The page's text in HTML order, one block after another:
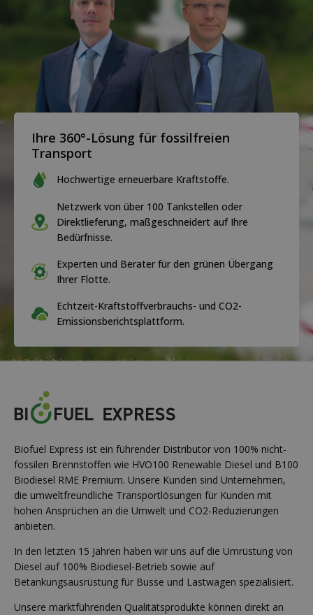
Ihre 360°-Lösung für fossilfreien
Transport
Hochwertige erneuerbare Kraftstoffe.
Netzwerk von über 100 Tankstellen oder
Direktlieferung, maßgeschneidert auf Ihre
Bedürfnisse.
Experten und Berater für den grünen Übergang
Ihrer Flotte.
Echtzeit-Kraftstoffverbrauchs- und CO2-
Emissionsberichtsplattform.
Biofuel Express ist ein führender Distributor von 100% nicht-
fossilen Brennstoffen wie HVO100 Renewable Diesel und B100
Biodiesel RME Premium. Unsere Kunden sind Unternehmen,
die umweltfreundliche Transportlösungen für Kunden mit
hohen Ansprüchen an die Umwelt und CO2-Reduzierungen
anbieten.
In den letzten 15 Jahren haben wir uns auf die Umrüstung von
Diesel auf 100% Biodiesel-Betrieb sowie auf
Betankungsausrüstung für Busse und Lastwagen spezialisiert.
Unsere marktführenden Qualitätsprodukte können direkt an